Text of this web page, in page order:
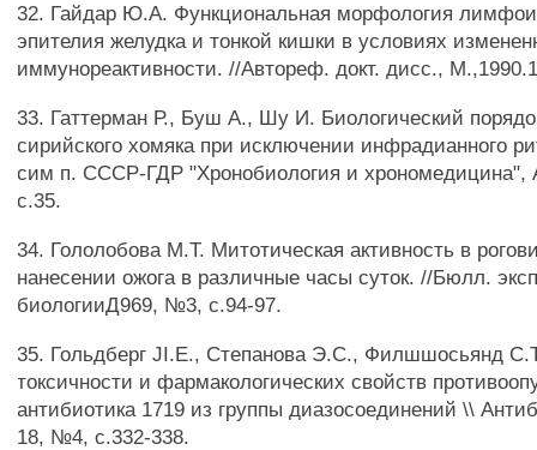
32. Гайдар Ю.А. Функциональная морфология
эпителия желудка и тонкой кишки в условиях
иммунореактивности. //Автореф. докт. дисс.,
33. Гаттерман Р., Буш А., Шу И. Биологический
сирийского хомяка при исключении инфрадианного
сим п. СССР-ГДР "Хронобиология и хрономедицина",
с.35.
34. Гололобова М.Т. Митотическая активность в
нанесении ожога в различные часы суток. //Бюлл.
биологииД969, №3, с.94-97.
35. Гольдберг JI.E., Степанова Э.С., Филшшосьянд
токсичности и фармакологических свойств
антибиотика 1719 из группы диазосоединений \\
18, №4, с.332-338.